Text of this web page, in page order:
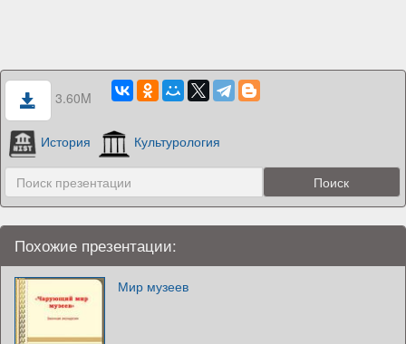
3.60M
История Культурология
Похожие презентации:
Мир музеев